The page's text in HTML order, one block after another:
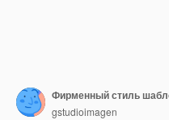
gstudioimagen